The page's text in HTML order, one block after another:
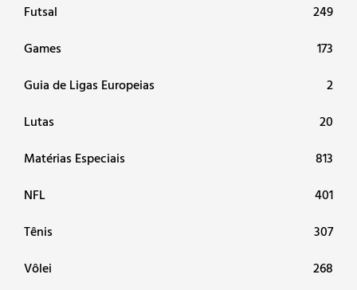
Futsal
249
Games
173
Guia de Ligas Europeias
2
Lutas
20
Matérias Especiais
813
NFL
401
Tênis
307
Vôlei
268